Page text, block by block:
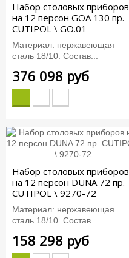
Набор столовых приборов
на 12 персон GOA 130 пр.
CUTIPOL \ GO.01
Материал: нержавеющая
сталь 18/10. Состав...
376 098 руб
Набор столовых приборов
на 12 персон DUNA 72 пр.
CUTIPOL \ 9270-72
Материал: нержавеющая
сталь 18/10. Состав...
158 298 руб